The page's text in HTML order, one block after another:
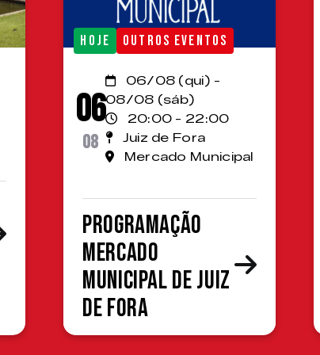
HOJE OUTROS EVENTOS
06
08
06/08 (qui) -
08/08 (sáb)
20:00 - 22:00
Juiz de Fora
Mercado Municipal
Programação
Mercado
Municipal de Juiz
de Fora